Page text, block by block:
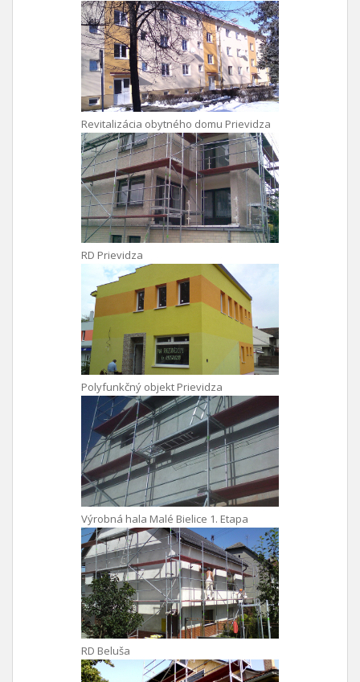
Revitalizácia obytného domu Prievidza
RD Prievidza
Polyfunkčný objekt Prievidza
Výrobná hala Malé Bielice 1. Etapa
RD Beluša